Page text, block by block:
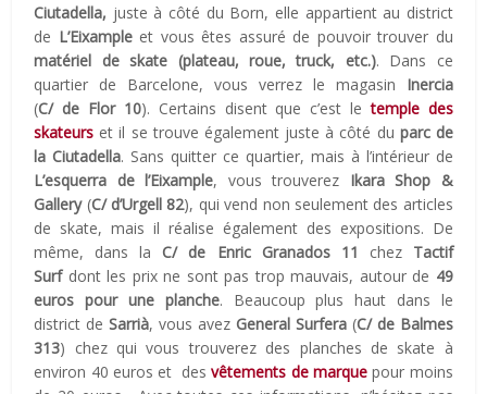
Ciutadella, juste à côté du Born, elle appartient au district
de L’Eixampleet vous êtes assuré de pouvoir trouver du
matériel de skate (plateau, roue, truck, etc.). Dans ce
quartier de Barcelone, vous verrez le magasin Inercia
(C/ de Flor 10). Certains disent que c’est letemple des
skateurs et il se trouve également juste à côté du parc de
la Ciutadella. Sans quitter ce quartier, mais à l’intérieur de
L’esquerra de l’Eixample, vous trouverez Ikara Shop &
Gallery(C/ d’Urgell 82), qui vend non seulement des articles
de skate, mais il réalise également des expositions. De
même, dans laC/ de Enric Granados 11 chez Tactif
Surfdont les prix ne sont pas trop mauvais, autour de 49
euros pour une planche. Beaucoup plus haut dans le
district deSarrià, vous avez General Surfera(C/ de Balmes
313) chez qui vous trouverez des planches de skate à
environ 40 euros et desvêtements de marque pour moins